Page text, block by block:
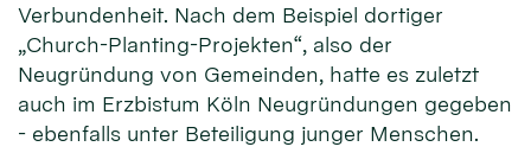
Verbundenheit. Nach dem Beispiel dortiger
„Church-Planting-Projekten“, also der
Neugründung von Gemeinden, hatte es zuletzt
auch im Erzbistum Köln Neugründungen gegeben
- ebenfalls unter Beteiligung junger Menschen.